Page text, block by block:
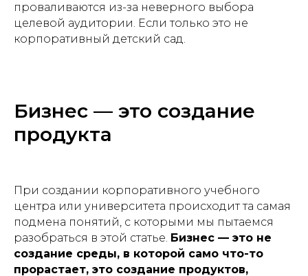
проваливаются из-за неверного выбора
целевой аудитории. Если только это не
корпоративный детский сад.
Бизнес — это создание
продукта
При создании корпоративного учебного
центра или университета происходит та самая
подмена понятий, с которыми мы пытаемся
разобраться в этой статье. Бизнес — это не
создание среды, в которой само что-то
прорастает, это создание продуктов,